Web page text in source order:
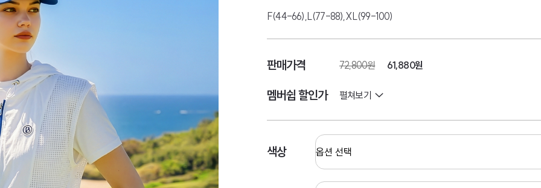
F(44-66),L(77-88),XL(99-100)
판매가격 72,800원 61,880원
멤버쉽 할인가 펼쳐보기
색상